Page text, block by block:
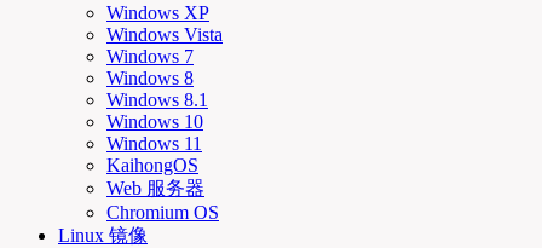
Windows XP
Windows Vista
Windows 7
Windows 8
Windows 8.1
Windows 10
Windows 11
KaihongOS
Web 服务器
Chromium OS
Linux 镜像